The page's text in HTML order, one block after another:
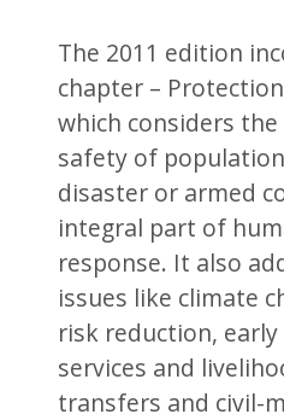
The 2011 edition
chapter –
which considers
safety of
disaster or armed
integral part of
response. It also
issues like climate
risk reduction,
services and
transfers and civil-